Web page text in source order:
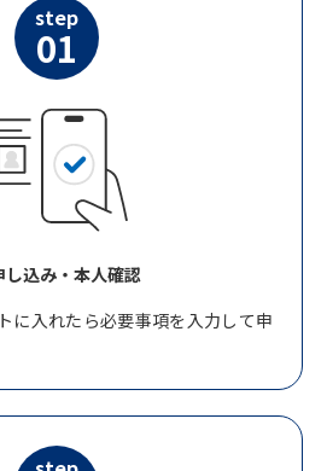
step
01
し込み・本人確認
に入れたら必要事項を入力して申